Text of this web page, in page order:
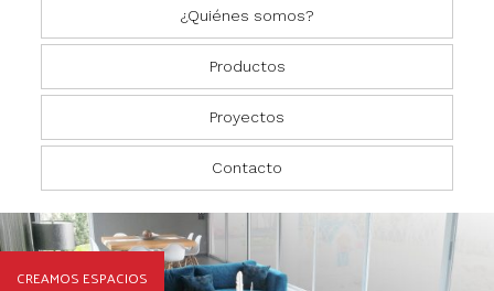
¿Quiénes somos?
Productos
Closets
Comedores
Cocinas
Salas
Proyectos
Residencial
Oficinas
Comercial
Contacto
CREAMOS ESPACIOS